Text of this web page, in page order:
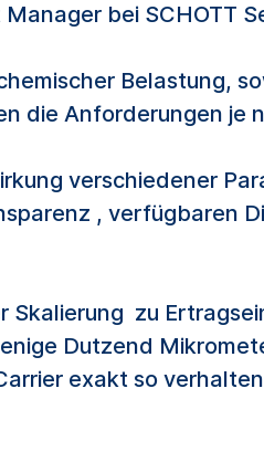
bei SCHOTT
Belastung,
die Anforderungen je
verschiedener
, verfügbaren
zu
Dutzend
exakt so